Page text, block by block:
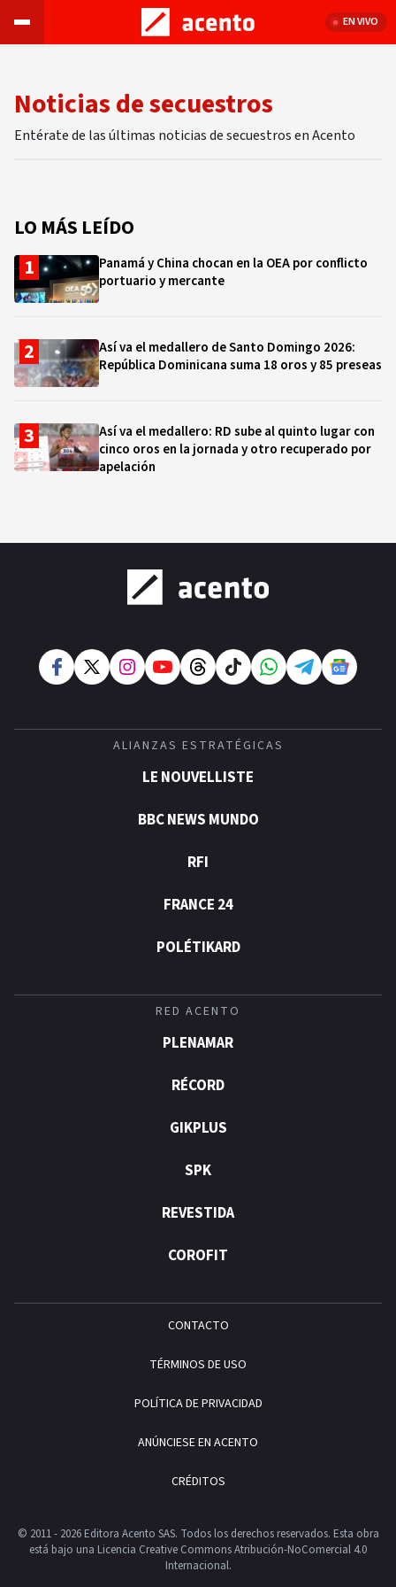
EN VIVO
Noticias de secuestros
Entérate de las últimas noticias de secuestros en Acento
LO MÁS LEÍDO
Panamá y China chocan en la OEA por conflicto
portuario y mercante
Así va el medallero de Santo Domingo 2026:
República Dominicana suma 18 oros y 85 preseas
Así va el medallero: RD sube al quinto lugar con
cinco oros en la jornada y otro recuperado por
apelación
incompletos de operaciones por RD$16,600
¿Sabes quién es Liranyi Alonso? La velocista
años
Dominicana
esta fecha
ALIANZAS ESTRATÉGICAS
LE NOUVELLISTE
BBC NEWS MUNDO
RFI
FRANCE 24
POLÉTIKARD
RED ACENTO
PLENAMAR
RÉCORD
GIKPLUS
SPK
REVESTIDA
COROFIT
CONTACTO
TÉRMINOS DE USO
POLÍTICA DE PRIVACIDAD
ANÚNCIESE EN ACENTO
CRÉDITOS
© 2011 - 2026 Editora Acento SAS. Todos los derechos reservados. Esta obra
está bajo una Licencia Creative Commons Atribución-NoComercial 4.0
Internacional.